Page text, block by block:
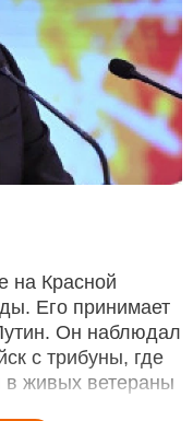
на Красной
Его принимает
Он наблюдал
с трибуны, где
в живых ветераны